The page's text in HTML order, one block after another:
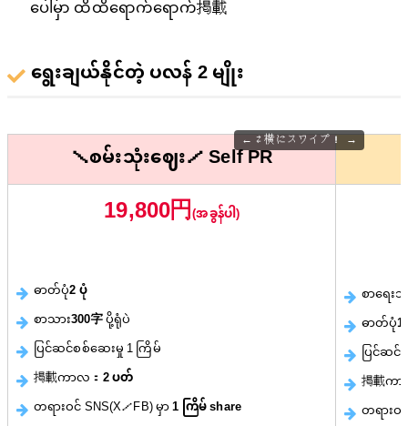
ပေါ်မှာ ထိထိရောက်ရောက်掲載
ရွေးချယ်နိုင်တဲ့ ပလန် 2 မျိုး
＼စမ်းသုံးဈေး／ Self PR
19,800円(အခွန်ပါ)
ဓာတ်ပုံ2 ပုံ
စာသား300字ပို့ရုံပဲ
ပြင်ဆင်စစ်ဆေးမှု 1 ကြိမ်
掲載ကာလ：2 ပတ်
တရားဝင် SNS(X／FB) မှာ1 ကြိမ် share
စာရေ
ဓာတ်ပုံ
ပြင်ဆင်
掲載က
တရားဝ
⇄ 横にスワイプ！